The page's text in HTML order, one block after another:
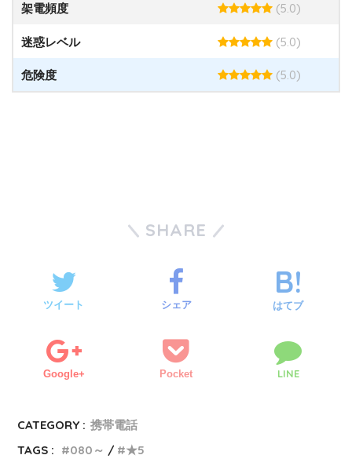
架電頻度 (5.0)
迷惑レベル (5.0)
危険度 (5.0)
SHARE
ツイート シェア はてブ
Google+ Pocket LINE
CATEGORY : 携帯電話
TAGS :
080～ ★5